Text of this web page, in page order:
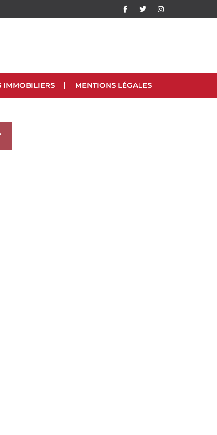
IMMOBILIERS MENTIONS LÉGALES